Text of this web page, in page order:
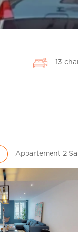
13
Appartement 2